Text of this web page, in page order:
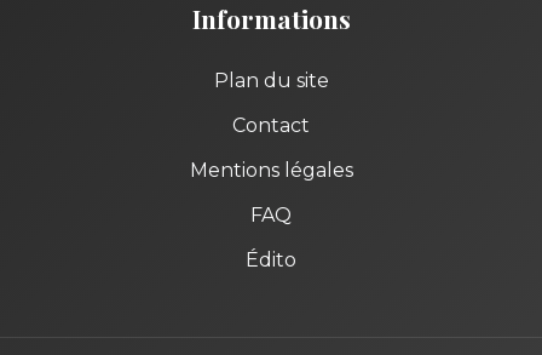
Informations
Plan du site
Contact
Mentions légales
FAQ
Édito